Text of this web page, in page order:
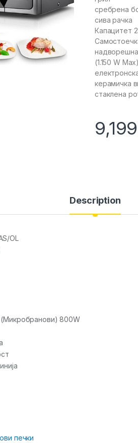
сребрена
сива рачка
Капацитет
(1.150 W Max)
керамичка
стаклена
9,199
Description
OL
800W
печки